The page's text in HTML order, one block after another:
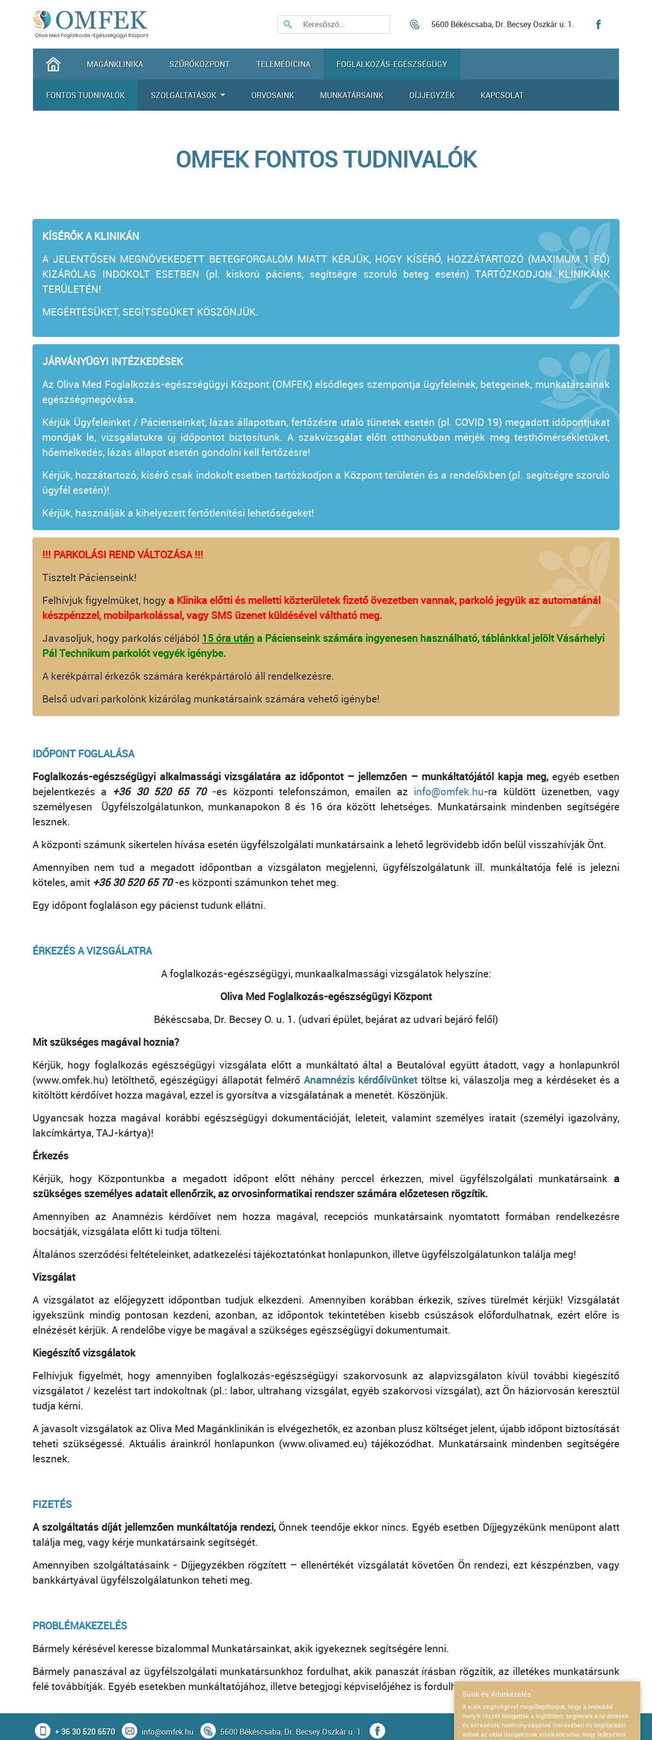
5600 Békéscsaba, Dr. Becsey Oszkár u. 1.
MAGÁNKLINIKA SZŰRŐKÖZPONT TELEMEDICINA FOGLALKOZÁS-EGÉSZSÉGÜGY
FONTOS TUDNIVALÓK SZOLGÁLTATÁSOK ORVOSAINK MUNKATÁRSAINK DÍJJEGYZÉK KAPCSOLAT
OMFEK FONTOS TUDNIVALÓK
KÍSÉRŐK A KLINIKÁN
A JELENTŐSEN MEGNÖVEKEDETT BETEGFORGALOM MIATT KÉRJÜK, HOGY KÍSÉRŐ, HOZZÁTARTOZÓ (MAXIMUM 1 FŐ)
KIZÁRÓLAG INDOKOLT ESETBEN (pl. kiskorú páciens, segítségre szoruló beteg esetén) TARTÓZKODJON KLINIKÁNK
TERÜLETÉN!
MEGÉRTÉSÜKET, SEGÍTSÉGÜKET KÖSZÖNJÜK.
JÁRVÁNYÜGYI INTÉZKEDÉSEK
Az Oliva Med Foglalkozás-egészségügyi Központ (OMFEK) elsődleges szempontja ügyfeleinek, betegeinek, munkatársainak
egészségmegóvása.
Kérjük Ügyfeleinket / Pácienseinket, lázas állapotban, fertőzésre utaló tünetek esetén (pl. COVID 19) megadott időpontjukat
mondják le, vizsgálatukra új időpontot biztosítunk. A szakvizsgálat előtt otthonukban mérjék meg testhőmérsékletüket,
hőemelkedés, lázas állapot esetén gondolni kell fertőzésre!
Kérjük, hozzátartozó, kísérő csak indokolt esetben tartózkodjon a Központ területén és a rendelőkben (pl. segítségre szoruló
ügyfél esetén)!
Kérjük, használják a kihelyezett fertőtlenítési lehetőségeket!
!!! PARKOLÁSI REND VÁLTOZÁSA !!!
Tisztelt Pácienseink!
Felhívjuk figyelmüket, hogy a Klinika előtti és melletti közterületek fizető övezetben vannak, parkoló jegyük az automatánál
készpénzzel, mobilparkolással, vagy SMS üzenet küldésével váltható meg.
Javasoljuk, hogy parkolás céljából 15 óra után a Pácienseink számára ingyenesen használható, táblánkkal jelölt Vásárhelyi
Pál Technikum parkolót vegyék igénybe.
A kerékpárral érkezők számára kerékpártároló áll rendelkezésre.
Belső udvari parkolónk kizárólag munkatársaink számára vehető igénybe!
IDŐPONT FOGLALÁSA
Foglalkozás-egészségügyi alkalmassági vizsgálatára az időpontot – jellemzően – munkáltatójától kapja meg,egyéb esetben
bejelentkezés a +36 30 520 65 70-es központi telefonszámon, emailen az info@omfek.hu-ra küldött üzenetben, vagy
személyesen
Ügyfélszolgálatunkon, munkanapokon 8 és 16 óra között lehetséges. Munkatársaink mindenben segítségére
lesznek.
A központi számunk sikertelen hívása esetén ügyfélszolgálati munkatársaink a lehető legrövidebb időn belül visszahívják Önt.
Amennyiben nem tud a megadott időpontban a vizsgálaton megjelenni, ügyfélszolgálatunk ill. munkáltatója felé is jelezni
köteles, amit +36 30 520 65 70-es központi számunkon tehet meg.
Egy időpont foglaláson egy pácienst tudunk ellátni.
ÉRKEZÉS A VIZSGÁLATRA
A foglalkozás-egészségügyi, munkaalkalmassági vizsgálatok helyszíne:
Oliva Med Foglalkozás-egészségügyi Központ
Békéscsaba, Dr. Becsey O. u. 1. (udvari épület, bejárat az udvari bejáró felől)
Mit szükséges magával hoznia?
Kérjük, hogy foglalkozás egészségügyi vizsgálata előtt a munkáltató által a Beutalóval együtt átadott, vagy a honlapunkról
(www.omfek.hu) letölthető, egészégügyi állapotát felmérőAnamnézis kérdőívünkettöltse ki, válaszolja meg a kérdéseket és a
kitöltött kérdőívet hozza magával, ezzel is gyorsítva a vizsgálatának a menetét. Köszönjük.
Ugyancsak hozza magával korábbi egészségügyi dokumentációját, leleteit, valamint személyes iratait (személyi igazolvány,
lakcímkártya, TAJ-kártya)!
Érkezés
Kérjük, hogy Központunkba a megadott időpont előtt néhány perccel érkezzen, mivel ügyfélszolgálati munkatársaink a
szükséges személyes adatait ellenőrzik, az orvosinformatikai rendszer számára előzetesen rögzítik.
Amennyiben az Anamnézis kérdőívet nem hozza magával, recepciós munkatársaink nyomtatott formában rendelkezésre
bocsátják, vizsgálata előtt ki tudja tölteni.
Általános szerződési feltételeinket, adatkezelési tájékoztatónkat honlapunkon, illetve ügyfélszolgálatunkon találja meg!
Vizsgálat
A vizsgálatot az előjegyzett időpontban tudjuk elkezdeni. Amennyiben korábban érkezik, szíves türelmét kérjük! Vizsgálatát
igyekszünk mindig pontosan kezdeni, azonban, az időpontok tekintetében kisebb csúszások előfordulhatnak, ezért előre is
elnézését kérjük. A rendelőbe vigye be magával a szükséges egészségügyi dokumentumait.
Kiegészítő vizsgálatok
Felhívjuk figyelmét, hogy amennyiben foglalkozás-egészségügyi szakorvosunk az alapvizsgálaton kívül további kiegészítő
vizsgálatot / kezelést tart indokoltnak (pl.: labor, ultrahang vizsgálat, egyéb szakorvosi vizsgálat), azt Ön háziorvosán keresztül
tudja kérni.
A javasolt vizsgálatok az Oliva Med Magánklinikán is elvégezhetők, ez azonban plusz költséget jelent, újabb időpont biztosítását
teheti szükségessé. Aktuális árainkról honlapunkon (www.olivamed.eu) tájékozódhat. Munkatársaink mindenben segítségére
lesznek.
FIZETÉS
A szolgáltatás díját jellemzően munkáltatója rendezi,Önnek teendője ekkor nincs. Egyéb esetben Díjjegyzékünk menüpont alatt
találja meg, vagy kérje munkatársaink segítségét.
Amennyiben szolgáltatásaink - Díjjegyzékben rögzített – ellenértékét vizsgálatát követően Ön rendezi, ezt készpénzben, vagy
bankkártyával ügyfélszolgálatunkon teheti meg.
PROBLÉMAKEZELÉS
Bármely kérésével keresse bizalommal Munkatársainkat, akik igyekeznek segítségére lenni.
Bármely panaszával az ügyfélszolgálati munkatársunkhoz fordulhat, akik panaszát írásban rögzítik, az illetékes munkatársunk
felé továbbítják. Egyéb esetekben munkáltatójához, illetve betegjogi képviselőjéhez is fordulhat.
+ 36 30 520 6570 info@omfek.hu 5600 Békéscsaba, Dr. Becsey Oszkár u. 1. Dokumentumok
Sütik és Adatkezelés
A sütik segítségével megállapíthatjuk, hogy a weboldal
melyik részét látogatták a legtöbben, segítenek a hirdetések
és keresések hatékonyságának mérésében és bepillantást
adnak az oldal látogatóinak viselkedésébe, hogy fejleszteni